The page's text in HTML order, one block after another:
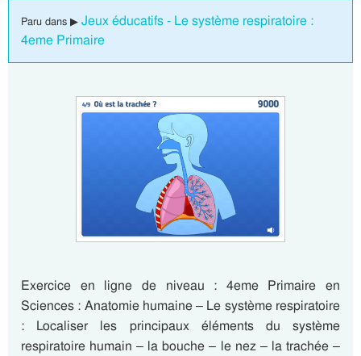
Paru dans ▶ Jeux éducatifs - Le système respiratoire :
4eme Primaire
Exercice en ligne de niveau : 4eme Primaire en
Sciences : Anatomie humaine – Le système respiratoire
: Localiser les principaux éléments du système
respiratoire humain – la bouche – le nez – la trachée –